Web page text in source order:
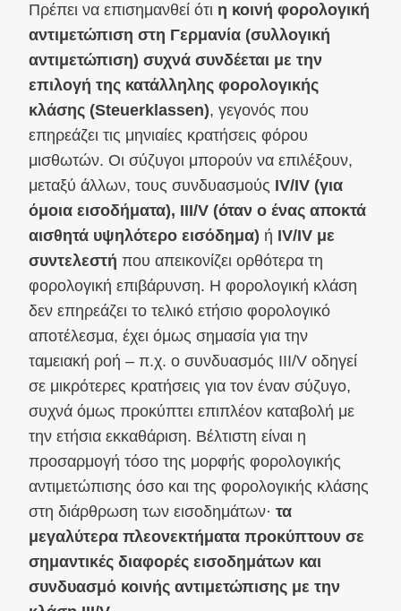
Πρέπει να επισημανθεί ότι η κοινή φορολογική
αντιμετώπιση στη Γερμανία (συλλογική
αντιμετώπιση) συχνά συνδέεται με την
επιλογή της κατάλληλης φορολογικής
κλάσης (Steuerklassen), γεγονός που
επηρεάζει τις μηνιαίες κρατήσεις φόρου
μισθωτών. Οι σύζυγοι μπορούν να επιλέξουν,
μεταξύ άλλων, τους συνδυασμούς IV/IV (για
όμοια εισοδήματα), III/V (όταν ο ένας αποκτά
αισθητά υψηλότερο εισόδημα) ή IV/IV με
συντελεστή που απεικονίζει ορθότερα τη
φορολογική επιβάρυνση. Η φορολογική κλάση
δεν επηρεάζει το τελικό ετήσιο φορολογικό
αποτέλεσμα, έχει όμως σημασία για την
ταμειακή ροή – π.χ. ο συνδυασμός III/V οδηγεί
σε μικρότερες κρατήσεις για τον έναν σύζυγο,
συχνά όμως προκύπτει επιπλέον καταβολή με
την ετήσια εκκαθάριση. Βέλτιστη είναι η
προσαρμογή τόσο της μορφής φορολογικής
αντιμετώπισης όσο και της φορολογικής κλάσης
στη διάρθρωση των εισοδημάτων· τα
μεγαλύτερα πλεονεκτήματα προκύπτουν σε
σημαντικές διαφορές εισοδημάτων και
συνδυασμό κοινής αντιμετώπισης με την